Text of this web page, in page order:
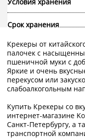
Условия хранения
Срок хранения
Крекеры от
палочек с
пшеничной муки с
Яркие и очень
перекусом или
слабоалкогольным
Купить Крекеры со
интернет-магазине
Санкт-Петербургу, а
транспортной